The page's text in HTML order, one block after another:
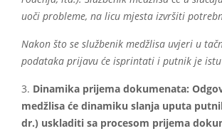
uoči probleme, na licu mjesta izvršiti
Nakon što se službenik medžlisa uvjeri u
podataka prijavu će isprintati i putnik je
3. Dinamika prijema dokumenata:
medžlisa će dinamiku slanja uputa
dr.) uskladiti sa procesom prijema